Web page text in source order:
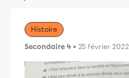
Histoire
Secondaire 4 • 25 février 2022